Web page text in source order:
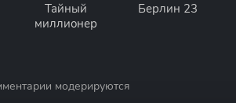
Тайный
миллионер
Берлин 23
модерируются